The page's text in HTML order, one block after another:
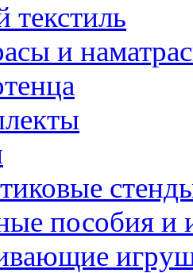
текстиль
и
пособия и